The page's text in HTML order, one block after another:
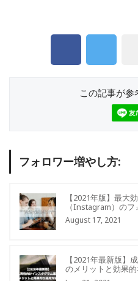
この記事が参
フォロワー増やし方:
【2021年版】最大
（Instagram）の
August 17, 2021
【2021年最新版】
のメリットと効果